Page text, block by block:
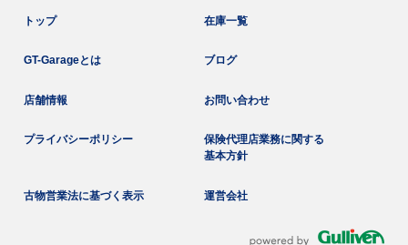
トップ 在庫一覧
GT-Garageとは ブログ
店舗情報 お問い合わせ
プライバシーポリシー
保険代理店業務に関する
基本方針
古物営業法に基づく表示 運営会社